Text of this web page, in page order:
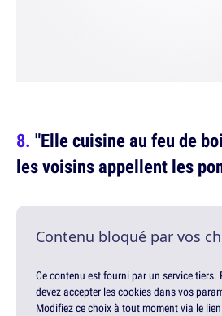
"Elle cuisine au feu de
les voisins appellent les
Contenu bloqué par vos
Ce contenu est fourni par un service tiers.
devez accepter les cookies dans vos
Modifiez ce choix à tout moment via le